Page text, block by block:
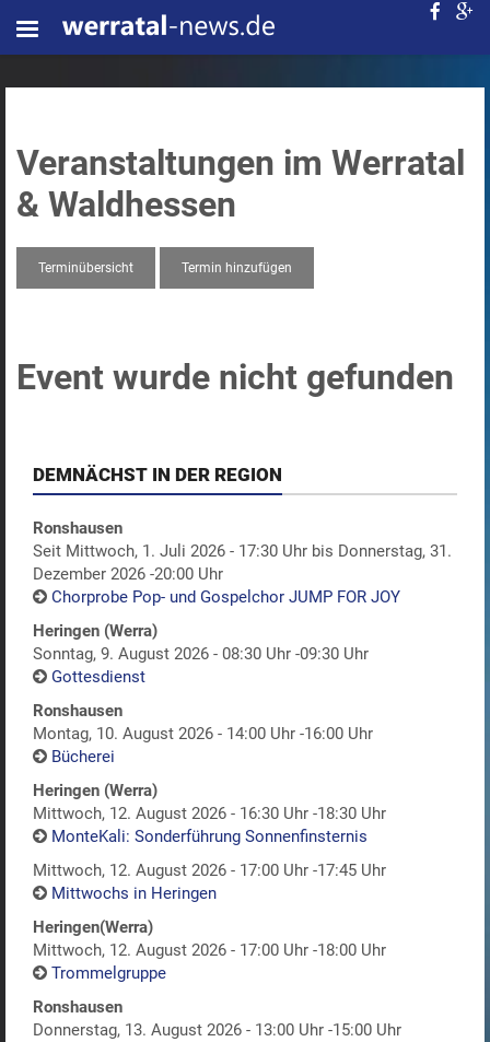
Veranstaltungen im Werratal
& Waldhessen
Terminübersicht Termin hinzufügen
Event wurde nicht gefunden
DEMNÄCHST IN DER REGION
Ronshausen
Seit Mittwoch, 1. Juli 2026 - 17:30 Uhr bis Donnerstag, 31.
Dezember 2026 -20:00 Uhr
Chorprobe Pop- und Gospelchor JUMP FOR JOY
Heringen (Werra)
Sonntag, 9. August 2026 - 08:30 Uhr -09:30 Uhr
Gottesdienst
Ronshausen
Montag, 10. August 2026 - 14:00 Uhr -16:00 Uhr
Bücherei
Heringen (Werra)
Mittwoch, 12. August 2026 - 16:30 Uhr -18:30 Uhr
MonteKali: Sonderführung Sonnenfinsternis
Mittwoch, 12. August 2026 - 17:00 Uhr -17:45 Uhr
Mittwochs in Heringen
Heringen(Werra)
Mittwoch, 12. August 2026 - 17:00 Uhr -18:00 Uhr
Trommelgruppe
Ronshausen
Donnerstag, 13. August 2026 - 13:00 Uhr -15:00 Uhr